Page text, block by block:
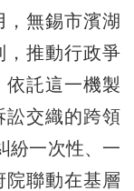
，無錫市濱湖
，推動行政爭
依託這一機製
訟交織的跨領
紛一次性、一
院聯動在基層